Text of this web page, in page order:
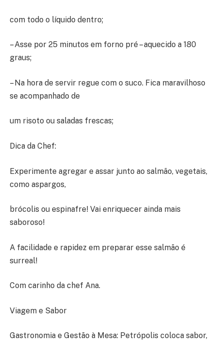
com todo o líquido dentro;
– Asse por 25 minutos em forno pré – aquecido a 180
graus;
– Na hora de servir regue com o suco. Fica maravilhoso
se acompanhado de
um risoto ou saladas frescas;
Dica da Chef:
Experimente agregar e assar junto ao salmão, vegetais,
como aspargos,
brócolis ou espinafre! Vai enriquecer ainda mais
saboroso!
A facilidade e rapidez em preparar esse salmão é
surreal!
Com carinho da chef Ana.
Viagem e Sabor
Gastronomia e Gestão à Mesa: Petrópolis coloca sabor,